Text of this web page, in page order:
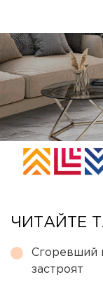
ЧИТАЙТЕ
Сгоревший
застроят